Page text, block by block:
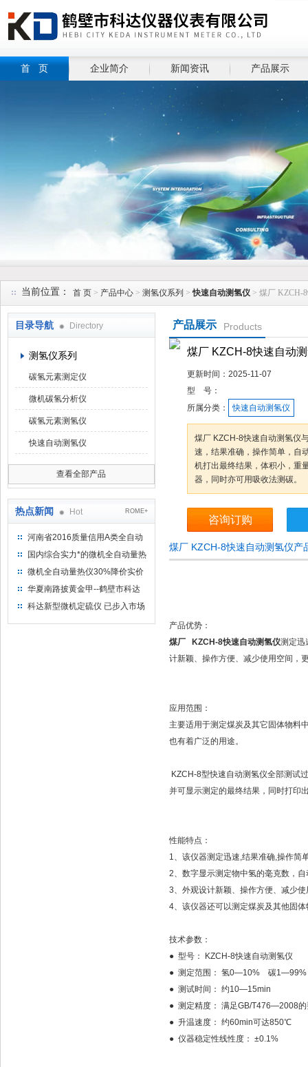
首 页 企业简介 新闻资讯 产品展示
当前位置： 首 页 > 产品中心 > 测氢仪系列 >快速自动测氢仪 > 煤厂 KZCH-
目录导航 Directory
测氢仪系列
碳氢元素测定仪
微机碳氢分析仪
碳氢元素测氢仪
快速自动测氢仪
查看全部产品
热点新闻 Hot ROME+
河南省2016质量信用A类全自动
量热仪
国内综合实力*的微机全自动量热
仪制造企业
微机全自动量热仪30%降价实价
出售
华夏南路披黄金甲--鹤壁市科达
仪器仪表有限公司
科达新型微机定硫仪 已步入市场
产品展示 Products
煤厂 KZCH-8快速自动
更新时间： 2025-11-07
型 号：
所属分类：
快速自动测氢仪
煤厂 KZCH-8快速自动测氢仪
速，结果准确，操作简单，自
机打出最终结果，体积小，重
器，同时亦可用吸收法测碳。
咨询订购
煤厂 KZCH-8快速自动测氢仪产
产品优势：
煤厂 KZCH-8快速自动测氢仪测定迅
计新颖、操作方便、减少使用空间，
应用范围：
主要适用于测定煤炭及其它固体物料
也有着广泛的用途。
KZCH-8型快速自动测氢仪全部测试
并可显示测定的最终结果，同时打印
性能特点：
1、该仪器测定迅速,结果准确,操作简
2、数字显示测定物中氢的毫克数，
3、外观设计新颖、操作方便、减少
4、该仪器还可以测定煤炭及其他固
技术参数：
● 型号： KZCH-8快速自动测氢仪
● 测定范围： 氢0—10% 碳1—99%
● 测试时间： 约10—15min
● 测定精度： 满足GB/T476—2008的
● 升温速度： 约60min可达850℃
● 仪器稳定性线性度： ±0.1%